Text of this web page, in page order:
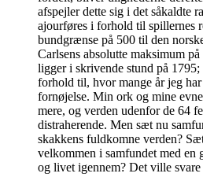
afspejler dette sig i det såkaldte
ajourføres i forhold til spillernes
bundgrænse på 500 til den
Carlsens absolutte maksimum
ligger i skrivende stund på
forhold til, hvor mange år jeg
fornøjelse. Min ork og mine
mere, og verden udenfor de 64
distraherende. Men sæt nu
skakkens fuldkomne verden?
velkommen i samfundet med en
og livet igennem? Det ville